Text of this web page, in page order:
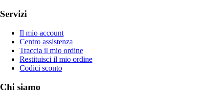
Servizi
Il mio account
Centro assistenza
Traccia il mio ordine
Restituisci il mio ordine
Codici sconto
Chi siamo